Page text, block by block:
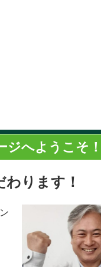
ジへようこそ！
ります！